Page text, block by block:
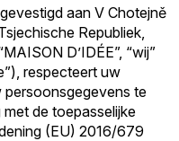
aan V Chotejně
Republiek,
D’IDÉE”, “wij”
respecteert uw
te
de toepasselijke
(EU) 2016/679